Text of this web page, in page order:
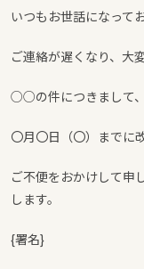
いつもお世話になって
ご連絡が遅くなり、大
○○の件につきまして、
〇月〇日（〇）までに
ご不便をおかけして申
します。
{署名}